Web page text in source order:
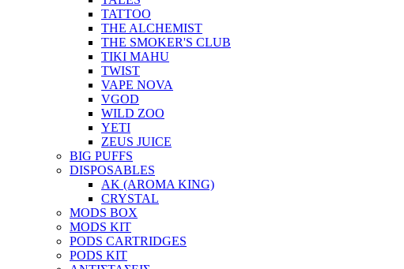
TATTOO
THE ALCHEMIST
THE SMOKER'S CLUB
TIKI MAHU
TWIST
VAPE NOVA
VGOD
WILD ZOO
YETI
ZEUS JUICE
BIG PUFFS
DISPOSABLES
AK (AROMA KING)
CRYSTAL
MODS BOX
MODS KIT
PODS CARTRIDGES
PODS KIT